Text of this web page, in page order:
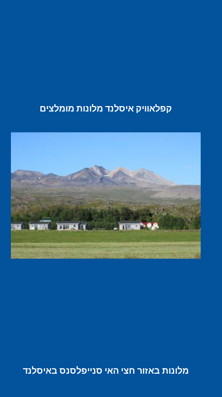
קפלאוויק איסלנד מלונות מומלצים
מלונות באזור חצי האי סנייפלסנס באיסלנד